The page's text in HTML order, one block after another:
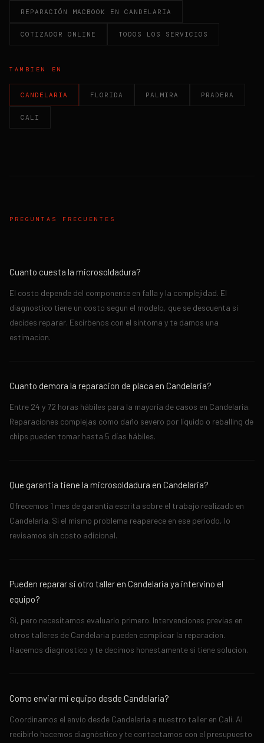
REPARACIÓN MACBOOK EN CANDELARIA
COTIZADOR ONLINE TODOS LOS SERVICIOS
TAMBIEN EN
CANDELARIA FLORIDA PALMIRA PRADERA
CALI
PREGUNTAS FRECUENTES
Cuanto cuesta la microsoldadura?
El costo depende del componente en falla y la complejidad. El
diagnostico tiene un costo segun el modelo, que se descuenta si
decides reparar. Escirbenos con el sintoma y te damos una
estimacion.
Cuanto demora la reparacion de placa en Candelaria?
Entre 24 y 72 horas hábiles para la mayoría de casos en Candelaria.
Reparaciones complejas como daño severo por líquido o reballing de
chips pueden tomar hasta 5 días hábiles.
Que garantia tiene la microsoldadura en Candelaria?
Ofrecemos 1 mes de garantia escrita sobre el trabajo realizado en
Candelaria. Si el mismo problema reaparece en ese periodo, lo
revisamos sin costo adicional.
Pueden reparar si otro taller en Candelaria ya intervino el
equipo?
Si, pero necesitamos evaluarlo primero. Intervenciones previas en
otros talleres de Candelaria pueden complicar la reparacion.
Hacemos diagnostico y te decimos honestamente si tiene solucion.
Como enviar mi equipo desde Candelaria?
Coordinamos el envío desde Candelaria a nuestro taller en Cali. Al
recibirlo hacemos diagnóstico y te contactamos con el presupuesto